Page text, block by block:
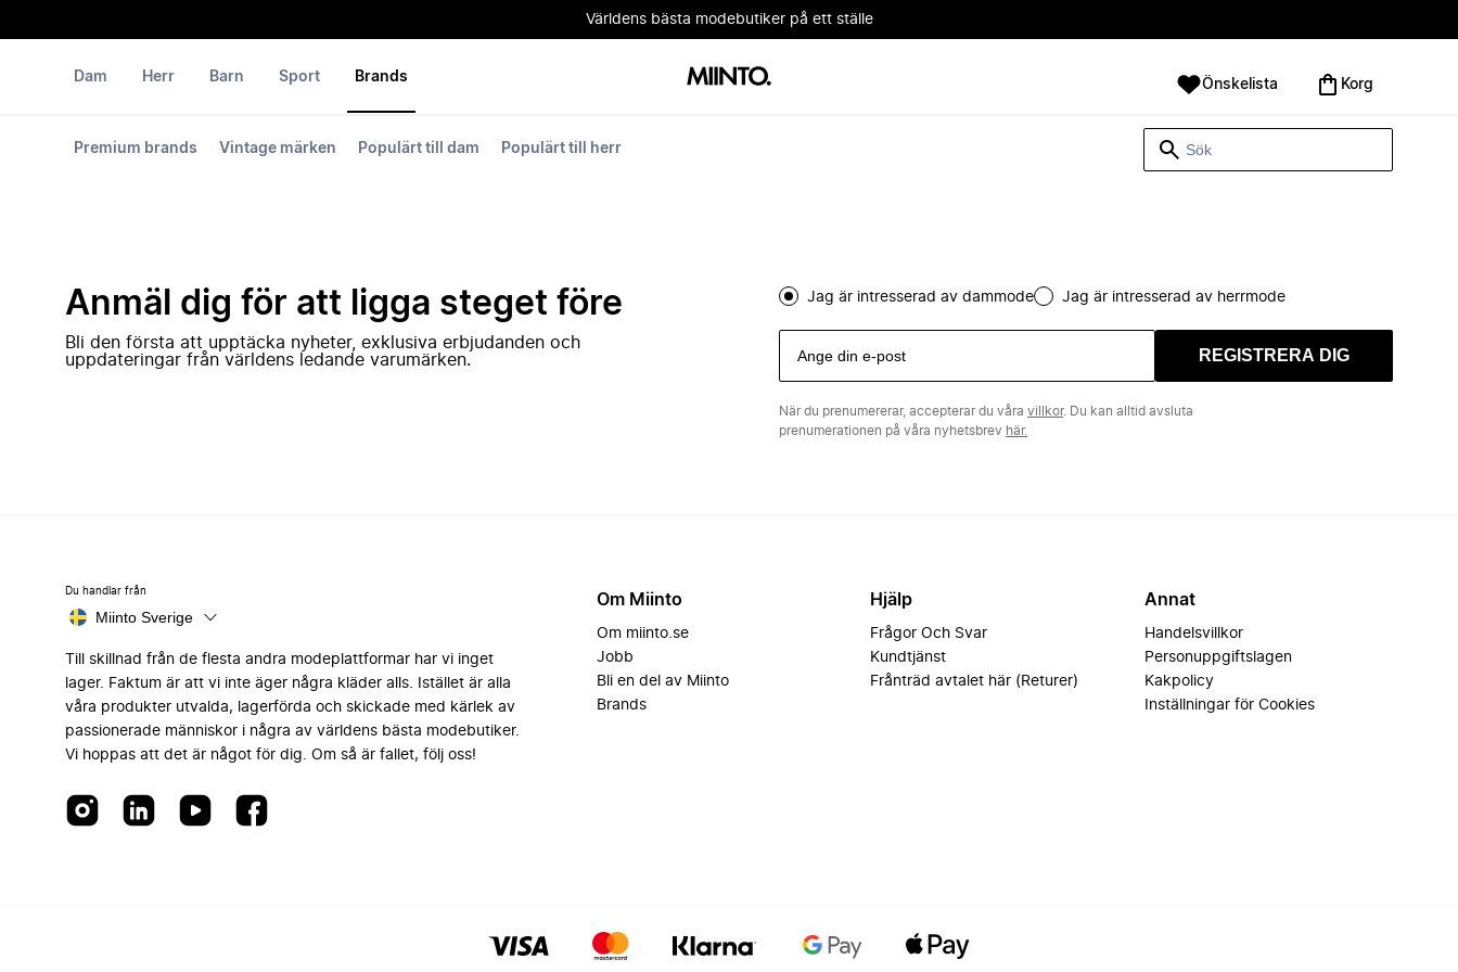
Världens bästa modebutiker på ett ställe
Dam Herr Barn Sport Brands
Premium brands Vintage märken Populärt till dam Populärt till herr
Önskelista Korg
Anmäl dig för att ligga steget före
Bli den första att upptäcka nyheter, exklusiva erbjudanden och
uppdateringar från världens ledande varumärken.
Jag är intresserad av dammode Jag är intresserad av herrmode
REGISTRERA DIG
När du prenumererar, accepterar du våra villkor. Du kan alltid avsluta
prenumerationen på våra nyhetsbrev här.
Du handlar från
Miinto Sverige
Till skillnad från de flesta andra modeplattformar har vi inget
lager. Faktum är att vi inte äger några kläder alls. Istället är alla
våra produkter utvalda, lagerförda och skickade med kärlek av
passionerade människor i några av världens bästa modebutiker.
Vi hoppas att det är något för dig. Om så är fallet, följ oss!
Om Miinto
Om miinto.se
Jobb
Bli en del av Miinto
Brands
Hjälp
Frågor Och Svar
Kundtjänst
Frånträd avtalet här (Returer)
Annat
Handelsvillkor
Personuppgiftslagen
Kakpolicy
Inställningar för Cookies